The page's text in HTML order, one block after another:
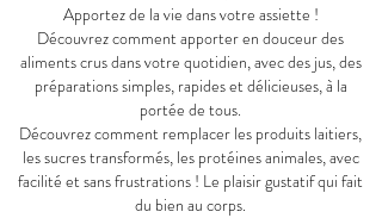
Apportez de la vie dans votre assiette !
Découvrez comment apporter en douceur des
aliments crus dans votre quotidien, avec des jus, des
préparations simples, rapides et délicieuses, à la
portée de tous.
Découvrez comment remplacer les produits laitiers,
les sucres transformés, les protéines animales, avec
facilité et sans frustrations ! Le plaisir gustatif qui fait
du bien au corps.